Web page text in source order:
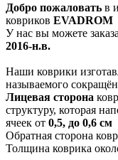
Добро пожаловать в
ковриков EVADROM
У нас вы можете
2016-н.в.
Наши коврики
называемого
Лицевая сторона
структуру, которая
ячеек от 0,5, до 0,6 см
Обратная сторона
Толщина коврика